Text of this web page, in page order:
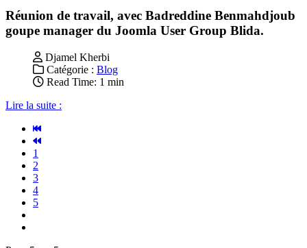
Réunion de travail, avec Badreddine Benmahdjoub
goupe manager du Joomla User Group Blida.
Djamel Kherbi
Catégorie : Blog
Read Time: 1 min
Lire la suite :
1
2
3
4
5